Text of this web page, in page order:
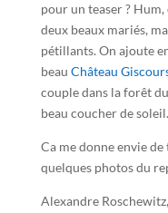
pour un teaser ? Hum,
deux beaux mariés,
pétillants. On ajoute
beau Château
couple dans la forêt
beau coucher de soleil.
Ca me donne envie
quelques photos du
Alexandre